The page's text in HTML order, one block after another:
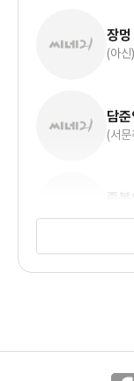
장멍
(아신)
담준
(서문
종봉
(위왕)